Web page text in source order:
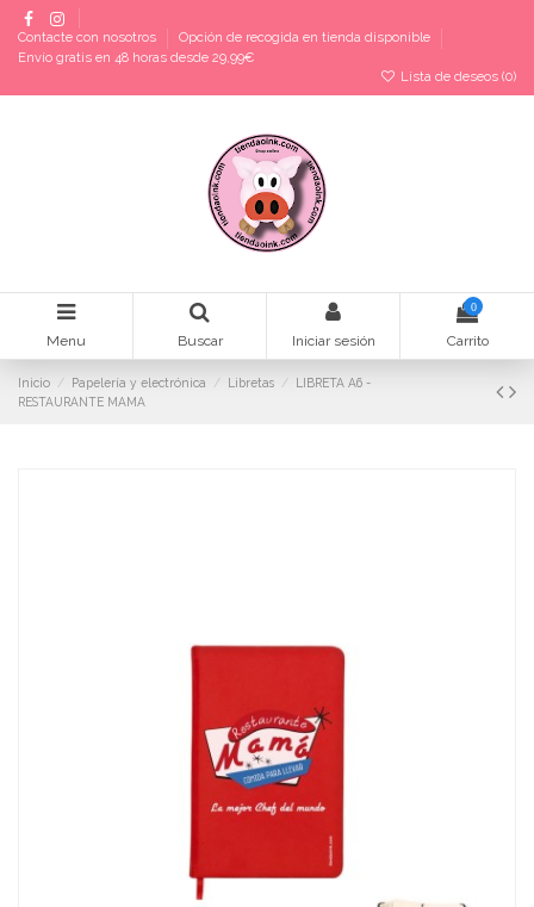
Contacte con nosotros
Opción de recogida en tienda disponible
Envío gratis en 48 horas desde 29,99€
Lista de deseos (0)
Menu Buscar Iniciar sesión
0
Carrito
Inicio Papelería y electrónica Libretas
LIBRETA A6 -
RESTAURANTE MAMA